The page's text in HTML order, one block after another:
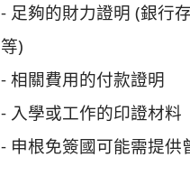
- 足夠的財力證明 (銀行
等)
- 相關費用的付款證明
- 入學或工作的印證材料
- 申根免簽國可能需提供